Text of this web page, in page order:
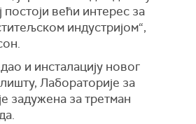
постоји већи интерес за
индустријом“,
и инсталацију новог
Лабораторије за
задужена за третман